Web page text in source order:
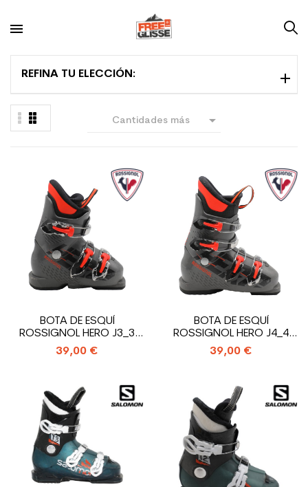
REFINA TU ELECCIÓN:
Cantidades más 
BOTA DE ESQUÍ
ROSSIGNOL HERO J3_3
GANCHOS
39,00 €
BOTA DE ESQUÍ
ROSSIGNOL HERO J4_4
GANCHOS
39,00 €